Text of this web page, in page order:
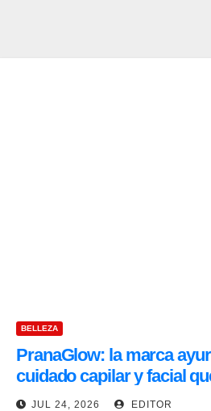
BELLEZA
PranaGlow: la marca
cuidado capilar y facial
bienestar
JUL 24, 2026 EDITOR